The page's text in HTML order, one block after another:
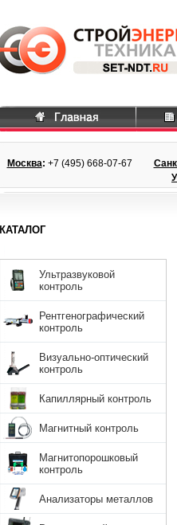
Москва: +7 (495) 668-07-67
КАТАЛОГ
Ультразвуковой
контроль
Рентгенографический
контроль
Визуально-оптический
контроль
Капиллярный контроль
Магнитный контроль
Магнитопорошковый
контроль
Анализаторы металлов